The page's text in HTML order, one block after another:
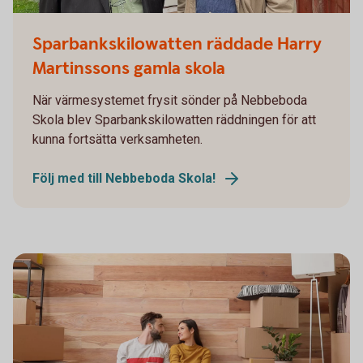
Sparbankskilowatten räddade Harry
Martinssons gamla skola
När värmesystemet frysit sönder på Nebbeboda
Skola blev Sparbankskilowatten räddningen för att
kunna fortsätta verksamheten.
Följ med till Nebbeboda Skola!